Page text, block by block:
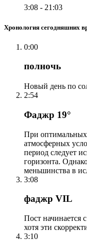
3:08 - 21:03
Хронология сегодняшних
0:00
полночь
2:54
Фаджр 19°
При оптимальных
атмосферных
период следует
горизонта.
меньшинства в
3:08
фаджр VIL
Пост начинается
хотя эти
3:10